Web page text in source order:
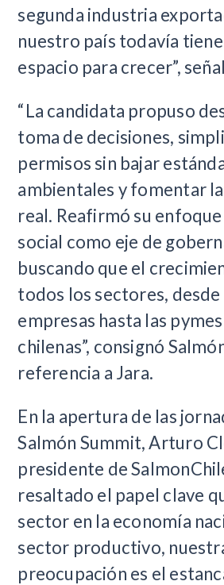
segunda industria
nuestro país todavía
espacio para crecer”,
“La candidata propuso
toma de decisiones,
permisos sin bajar
ambientales y fomentar
real. Reafirmó su
social como eje de
buscando que el
todos los sectores, desde
empresas hasta las
chilenas”, consignó
referencia a Jara.
En la apertura de las
Salmón Summit, Arturo
presidente de
resaltado el papel clave
sector en la economía
sector productivo,
preocupación es el